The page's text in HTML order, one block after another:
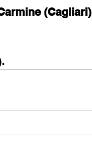
(Cagliari)